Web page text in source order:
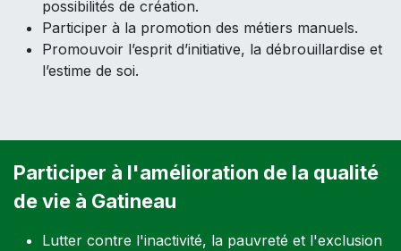
possibilités de création.
Participer à la promotion des métiers manuels.
Promouvoir l’esprit d’initiative, la débrouillardise et
l’estime de soi.
Participer à l'amélioration de la qualité
de vie à Gatineau
Lutter contre l'inactivité, la pauvreté et l'exclusion